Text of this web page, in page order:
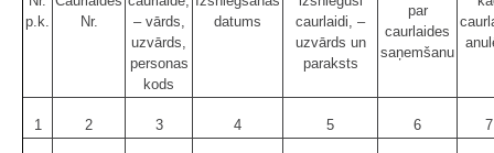
p.k.
Nr.
– vārds,
uzvārds,
personas
kods
datums
caurlaidi, –
uzvārds un
paraksts
par
caurlaides
saņemšanu
1 2 3 4 5 6 7